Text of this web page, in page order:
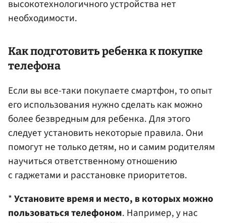
высокотехнологичного устройства нет
необходимости.
Как подготовить ребенка к покупке
телефона
Если вы все-таки покупаете смартфон, то опыт
его использования нужно сделать как можно
более безвредным для ребенка. Для этого
следует установить некоторые правила. Они
помогут не только детям, но и самим родителям
научиться ответственному отношению
с гаджетами и расстановке приоритетов.
*Установите время и место, в которых можно
пользоваться телефоном. Например, у нас